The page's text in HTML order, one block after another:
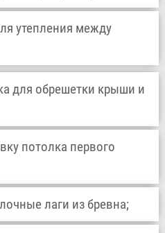
утепления между
для обрешетки крыши и
потолка первого
лаги из бревна;